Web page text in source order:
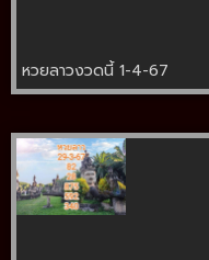
หวยลาวงวดนี้ 1-4-67